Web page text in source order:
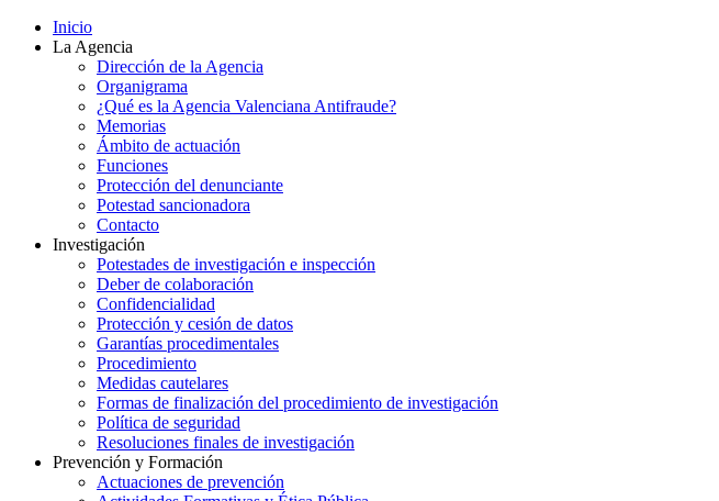
Inicio
La Agencia
Dirección de la Agencia
Organigrama
¿Qué es la Agencia Valenciana Antifraude?
Memorias
Ámbito de actuación
Funciones
Protección del denunciante
Potestad sancionadora
Contacto
Investigación
Potestades de investigación e inspección
Deber de colaboración
Confidencialidad
Protección y cesión de datos
Garantías procedimentales
Procedimiento
Medidas cautelares
Formas de finalización del procedimiento de investigación
Política de seguridad
Resoluciones finales de investigación
Prevención y Formación
Actuaciones de prevención